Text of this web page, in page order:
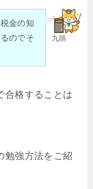
九頭
金の知
のでそ
合格することは
勉強方法をご紹